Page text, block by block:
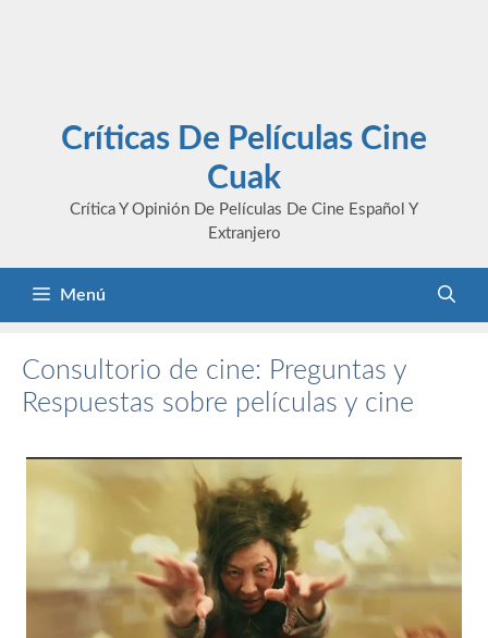
Críticas De Películas Cine
Cuak
Crítica Y Opinión De Películas De Cine Español Y
Extranjero
Menú
Consultorio de cine: Preguntas y
Respuestas sobre películas y cine